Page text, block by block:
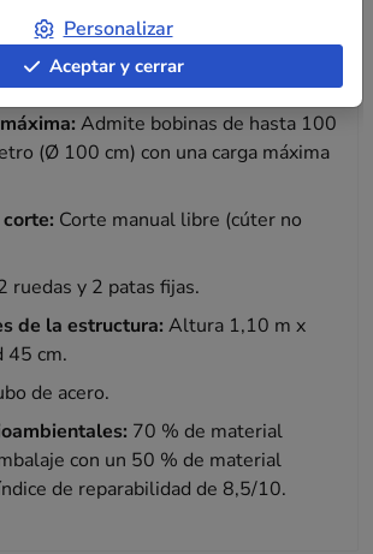
Modelo extensible para rollos
de ancho.
Admite bobinas de hasta 100
(Ø 100 cm) con una carga máxima
Corte manual libre (cúter no
ruedas y 2 patas fijas.
de la estructura: Altura 1,10 m x
45 cm.
de acero.
70 % de material
con un 50 % de material
de reparabilidad de 8,5/10.
Personalizar
Aceptar y cerrar